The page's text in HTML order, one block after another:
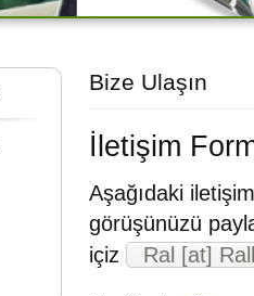
Bize Ulaşın
İletişim
Aşağıdaki
görüşünüzü
içiz
Ral [at]